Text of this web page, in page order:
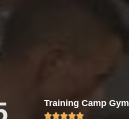
Training Camp Gym
